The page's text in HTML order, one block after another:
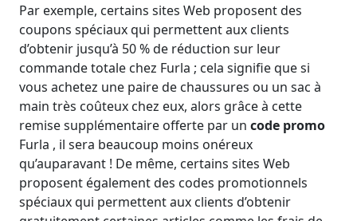
Par exemple, certains sites Web proposent des
coupons spéciaux qui permettent aux clients
d’obtenir jusqu’à 50 % de réduction sur leur
commande totale chez Furla ; cela signifie que si
vous achetez une paire de chaussures ou un sac à
main très coûteux chez eux, alors grâce à cette
remise supplémentaire offerte par un code promo
Furla , il sera beaucoup moins onéreux
qu’auparavant ! De même, certains sites Web
proposent également des codes promotionnels
spéciaux qui permettent aux clients d’obtenir